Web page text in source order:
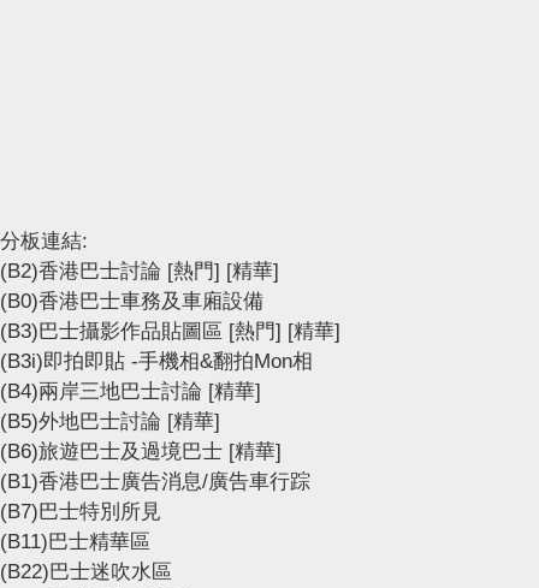
分板連結:
(B2)香港巴士討論 [熱門] [精華]
(B0)香港巴士車務及車廂設備
(B3)巴士攝影作品貼圖區 [熱門] [精華]
(B3i)即拍即貼 -手機相&翻拍Mon相
(B4)兩岸三地巴士討論 [精華]
(B5)外地巴士討論 [精華]
(B6)旅遊巴士及過境巴士 [精華]
(B1)香港巴士廣告消息/廣告車行踪
(B7)巴士特別所見
(B11)巴士精華區
(B22)巴士迷吹水區